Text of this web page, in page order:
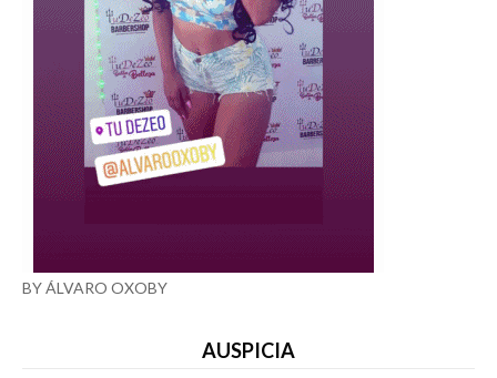
BY ÁLVARO OXOBY
AUSPICIA